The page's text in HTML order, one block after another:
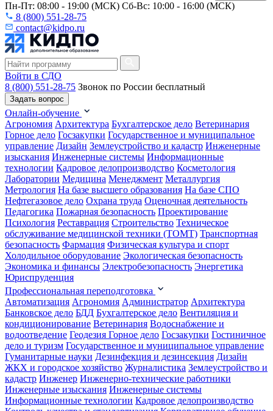
Пн-Пт: 08:00 - 19:00 (МСК) Сб-Вс: 10:00 - 16:00 (МСК)
8 (800) 551-28-75
contact@kidpo.ru
Войти в СДО
8 (800) 551-28-75 Звонок по России бесплатный
Задать вопрос
Онлайн-обучение
Агрономия Архитектура Бухгалтерское дело Ветеринария
Горное дело Госзакупки Государственное и муниципальное
управление Дизайн Землеустройство и кадастр Инженерные
изыскания Инженерные системы Информационные
технологии Кадровое делопроизводство Косметология
Лаборатории Медицина Менеджмент Металлургия
Метрология На базе высшего образования На базе СПО
Нефтегазовое дело Охрана труда Оценочная деятельность
Педагогика Пожарная безопасность Проектирование
Психология Реставрация Строительство Техническое
обслуживание медицинской техники (ТОМТ) Транспортная
безопасность Фармация Физическая культура и спорт
Холодильное оборудование Экологическая безопасность
Экономика и финансы Электробезопасность Энергетика
Юриспруденция
Профессиональная переподготовка
Автоматизация Агрономия Администратор Архитектура
Банковское дело БДД Бухгалтерское дело Вентиляция и
кондиционирование Ветеринария Водоснабжение и
водоотведение Геодезия Горное дело Госзакупки Гостиничное
дело и туризм Государственное и муниципальное управление
Гуманитарные науки Дезинфекция и дезинсекция Дизайн
ЖКХ и городское хозяйство Журналистика Землеустройство и
кадастр Инженер Инженерно-технические работники
Инженерные изыскания Инженерные системы
Информационные технологии Кадровое делопроизводство